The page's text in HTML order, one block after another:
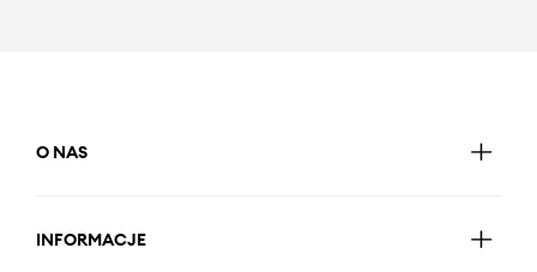
O NAS
INFORMACJE